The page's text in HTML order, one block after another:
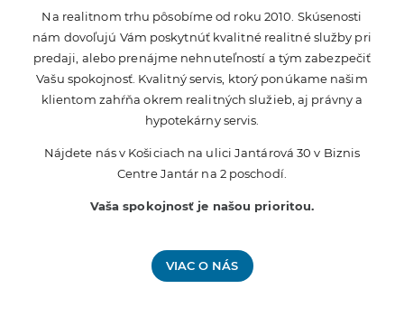
Na realitnom trhu pôsobíme od roku 2010. Skúsenosti
nám dovoľujú Vám poskytnúť kvalitné realitné služby pri
predaji, alebo prenájme nehnuteľností a tým zabezpečiť
Vašu spokojnosť. Kvalitný servis, ktorý ponúkame našim
klientom zahŕňa okrem realitných služieb, aj právny a
hypotekárny servis.
Nájdete nás v Košiciach na ulici Jantárová 30 v Biznis
Centre Jantár na 2 poschodí.
Vaša spokojnosť je našou prioritou.
VIAC O NÁS